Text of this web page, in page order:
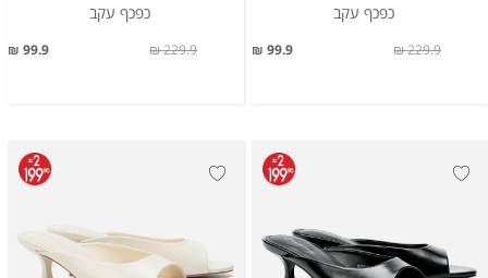
כפכף עקב
99.9 ₪ 229.9 ₪
כפכף עקב
99.9 ₪ 229.9 ₪